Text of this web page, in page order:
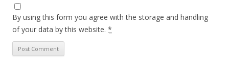
By using this form you agree with the storage and handling
of your data by this website. *